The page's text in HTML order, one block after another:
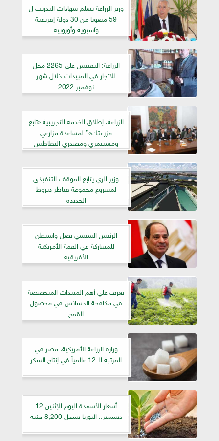
وزير الزراعة يسلم شهادات التدريب ل
59 مبعوثا من 30 دولة إفريقية
وآسيوية وأوروبية
الزراعة: التفتيش على 2265 محل
للاتجار في المبيدات خلال شهر
نوفمبر 2022
الزراعة: إطلاق الخدمة التجريبية «تابع
مزرعتك»” لمساعدة مزارعي
ومستثمري ومصدري البطاطس
وزير الري يتابع الموقف التنفيذى
لمشروع مجموعة قناطر ديروط
الجديدة
الرئيس السيسي يصل واشنطن
للمشاركة في القمة الأمريكية
الأفريقية
تعرف علي أهم المبيدات المتخصصة
في مكافحة الحشائش في محصول
القمح
وزارة الزراعة الأمريكية: مصر في
المرتبة الـ 12 عالمياً في إنتاج السكر
أسعار الأسمدة اليوم الإثنين 12
ديسمبر.. اليوريا يسجل 8,200 جنيه